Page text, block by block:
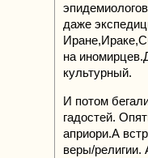
даже
на
культурный.
И потом
гадостей.
априори.А
веры/религии.